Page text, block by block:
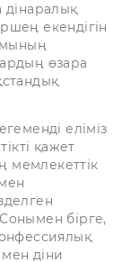
дінаралық
екендігін
өзара
еліміз
қажет
мемлекеттік
бірге,
діни